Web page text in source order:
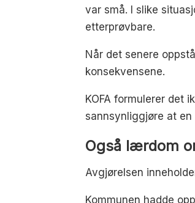
var små. I slike
etterprøvbare.
Når det senere
konsekvensene.
KOFA formulerer det
sannsynliggjøre at
Også lærdom
Avgjørelsen
Kommunen hadde